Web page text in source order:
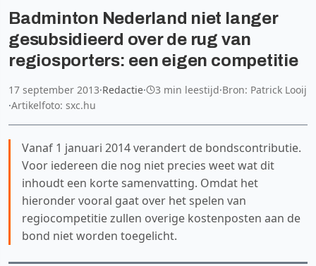
Badminton Nederland niet langer
gesubsidieerd over de rug van
regiosporters: een eigen competitie
17 september 2013·Redactie· 3 min leestijd·Bron: Patrick Looij
·Artikelfoto: sxc.hu
Vanaf 1 januari 2014 verandert de bondscontributie.
Voor iedereen die nog niet precies weet wat dit
inhoudt een korte samenvatting. Omdat het
hieronder vooral gaat over het spelen van
regiocompetitie zullen overige kostenposten aan de
bond niet worden toegelicht.